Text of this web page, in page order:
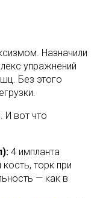
Назначили
упражнений
Без этого
И вот что
4 импланта
торк при
— как в